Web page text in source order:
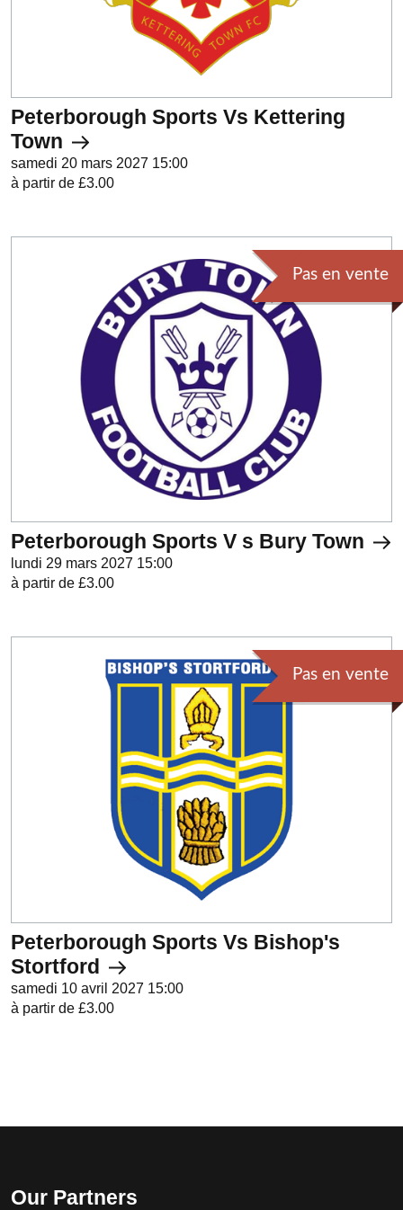
Peterborough Sports Vs Kettering
Town
samedi 20 mars 2027 15:00
à partir de £3.00
Pas en vente
Peterborough Sports V s Bury Town
lundi 29 mars 2027 15:00
à partir de £3.00
Pas en vente
Peterborough Sports Vs Bishop's
Stortford
samedi 10 avril 2027 15:00
à partir de £3.00
Our Partners